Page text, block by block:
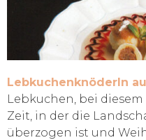
Lebkuchenknöderln
Lebkuchen, bei
Zeit, in der die
überzogen ist und